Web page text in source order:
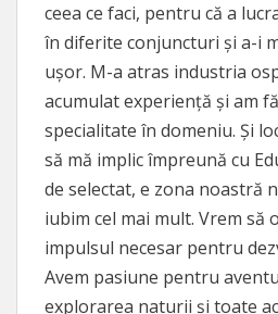
ceea ce faci, pentru că a
în diferite conjuncturi și a-i
ușor. M-a atras industria
acumulat experiență și am
specialitate în domeniu. Și
să mă implic împreună cu
de selectat, e zona noastră
iubim cel mai mult. Vrem să
impulsul necesar pentru
Avem pasiune pentru
explorarea naturii și toate